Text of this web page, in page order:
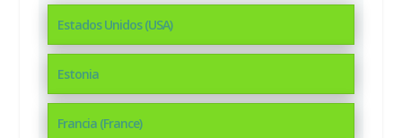
Estados Unidos (USA)
Estonia
Francia (France)